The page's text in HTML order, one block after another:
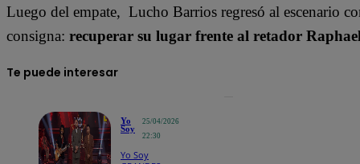
Luego del empate, Lucho Barrios regresó al escenario
consigna: recuperar su lugar frente al retador
Te puede interesar
Yo
Soy
25/04/2026
22:30
Yo Soy